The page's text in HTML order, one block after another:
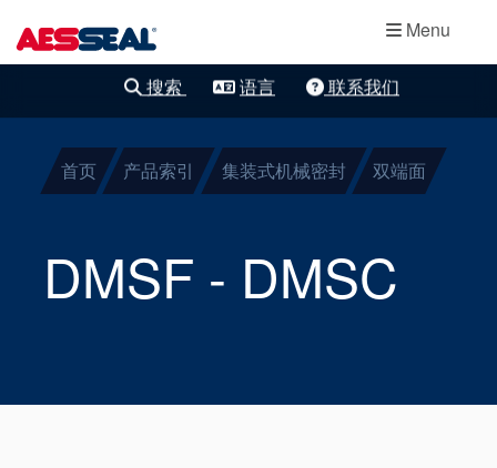
Menu
轴承保护器
集装式机械密
封
两部件密封
干气密封
搜索 语言 联系我们
首页 产品索引 集装式机械密封 双端面
DMSF - DMSC